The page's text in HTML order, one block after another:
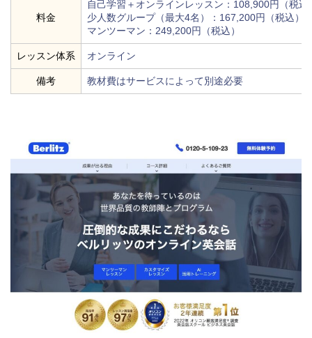
料金
自己学習＋オンラインレッスン：108,900円（税込
少人数グループ（最大4名）：167,200円（税込）
マンツーマン：249,200円（税込）
レッスン体系 オンライン
備考 教材費はサービスによって別途必要